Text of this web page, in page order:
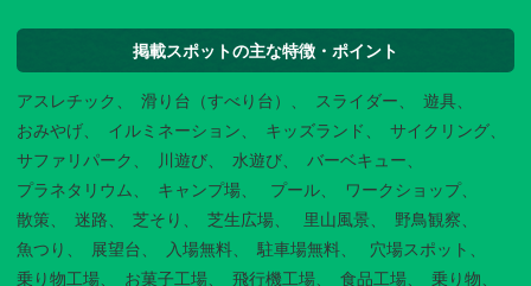
掲載スポットの主な特徴・ポイント
アスレチック 滑り台（すべり台） スライダー
遊具
おみやげ
イルミネーション キッズランド
サイクリング
サファリパーク
川遊び 水遊び
バーベキュー
プラネタリウム
キャンプ場 プール
ワークショップ
散策
迷路 芝そり 芝生広場 里山風景
野鳥観察
魚つり
展望台 入場無料 駐車場無料
穴場スポット
乗り物工場
お菓子工場 飛行機工場 食品工場 乗り物